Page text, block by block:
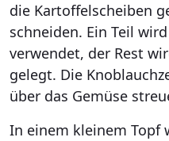
die Kartoffelscheiben
schneiden. Ein Teil
verwendet, der Rest
gelegt. Die
über das Gemüse
In einem kleinem Topf